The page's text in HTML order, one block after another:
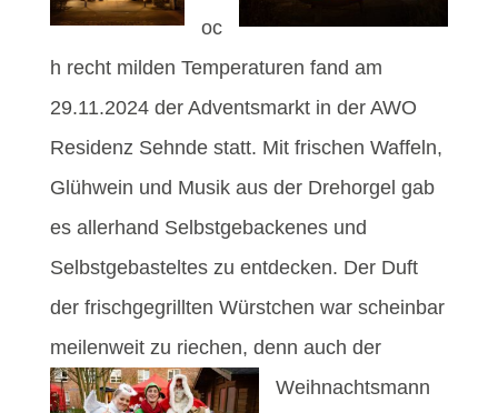
oc
h recht milden Temperaturen fand am
29.11.2024 der Adventsmarkt in der AWO
Residenz Sehnde statt. Mit frischen Waffeln,
Glühwein und Musik aus der Drehorgel gab
es allerhand Selbstgebackenes und
Selbstgebasteltes zu entdecken. Der Duft
der frischgegrillten Würstchen war scheinbar
meilenweit zu riechen, denn auch der
Weihnachtsmann